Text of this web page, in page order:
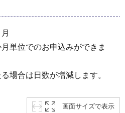
単位でのお申込みができま
場合は日数が増減します。
画面サイズで表示